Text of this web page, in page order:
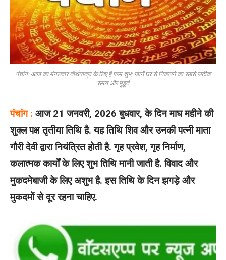
पंचांग: आज का मंगलवार तीर्थयात्रा के लिए है परम शुभ; जानें घर से निकलने का सबसे सटीक
समय और मुहूर्त
पंचांग : आज 21 जनवरी, 2026 बुधवार, के दिन माघ महीने की
शुक्ल पक्ष तृतीया तिथि है. यह तिथि शिव और उनकी पत्नी माता
गौरी देवी द्वारा नियंत्रित होती है. गृह प्रवेश, गृह निर्माण,
कलात्मक कार्यों के लिए शुभ तिथि मानी जाती है. विवाद और
मुकदमेबाजी के लिए अशुभ है. इस तिथि के दिन झगड़े और
मुकदमों से दूर रहना चाहिए.